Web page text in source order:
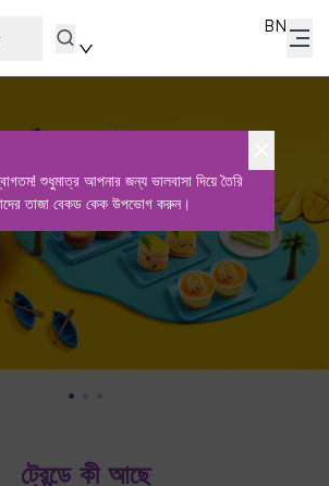
শুধুমাত্র আপনার জন্য ভালবাসা দিয়ে তৈরি
তাজা বেকড কেক উপভোগ করুন।
BN
ট্রেন্ডে কী আছে